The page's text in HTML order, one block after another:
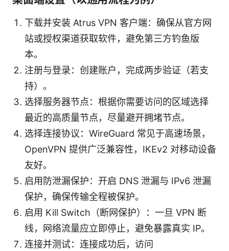
下载并安装 Atrus VPN 客户端：确保从官方网
站或授权渠道获取软件，避免第三方钓鱼版
本。
注册与登录：创建账户，完成两步验证（若支
持）。
选择服务器节点：根据你需要访问的区域选择
最近的高质量节点，尽量避开拥堵节点。
选择连接协议：WireGuard 常见于高速场景，
OpenVPN 提供广泛兼容性，IKEv2 对移动设备
友好。
启用防泄漏保护：开启 DNS 泄漏与 IPv6 泄漏
保护，确保传输全程被保护。
启用 Kill Switch（断网保护）：一旦 VPN 断
线，网络流量应立即停止，避免暴露真实 IP。
连接并测试：连接成功后，访问